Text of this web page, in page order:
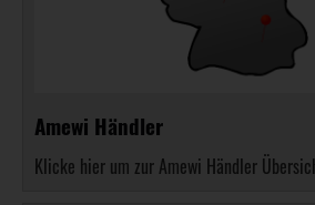
Amewi Händler
Klicke hier um zur Amewi Händler